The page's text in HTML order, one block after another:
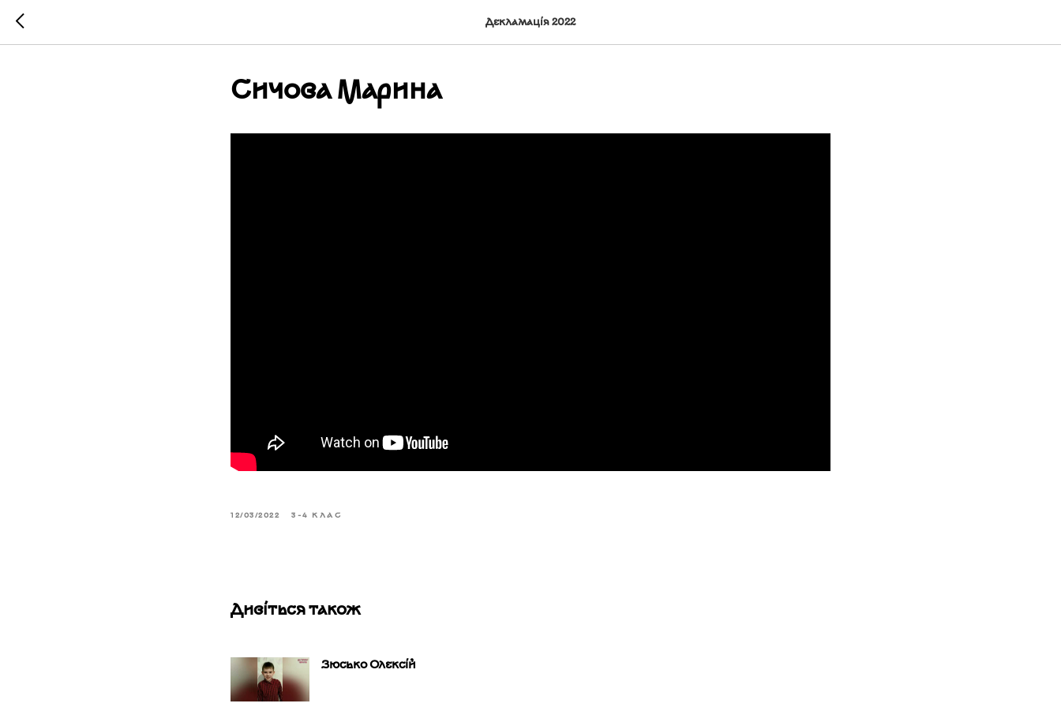
Декламація 2022
Сичова Марина
12/03/2022 3-4 КЛАС
Дивіться також
Зюсько Олексій